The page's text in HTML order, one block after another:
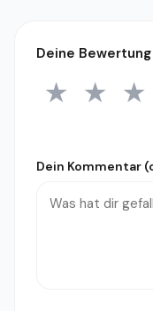
Deine Bewertung
1 Stern
★ 2
★ 3
★
Dein Kommentar